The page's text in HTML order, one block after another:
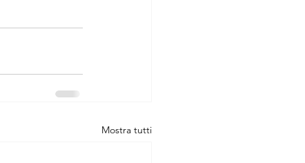
Mostra tutti